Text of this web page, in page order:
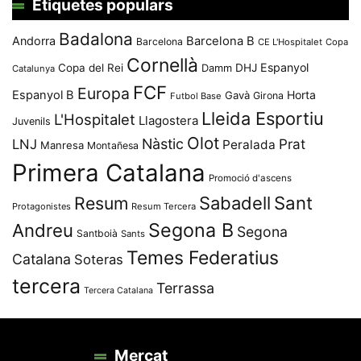
Etiquetes populars
Andorra Badalona Barcelona Barcelona B CE L'Hospitalet Copa
Catalunya Copa del Rei Cornellà Damm DHJ Espanyol
Espanyol B Europa FCF Futbol Base Gavà Girona Horta
Juvenils L'Hospitalet Llagostera Lleida Esportiu
LNJ Manresa Montañesa Nàstic Olot Peralada Prat
Primera Catalana Promoció d'ascens
Protagonistes Resum Resum Tercera Sabadell Sant
Andreu Santboià Sants Segona B Segona
Catalana Soteras Temes Federatius
tercera Tercera Catalana Terrassa
Mercat